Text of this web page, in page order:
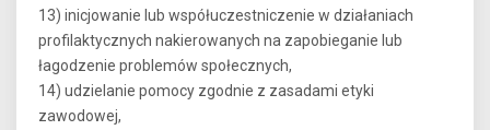
13) inicjowanie lub współuczestniczenie w działaniach
profilaktycznych nakierowanych na zapobieganie lub
łagodzenie problemów społecznych,
14) udzielanie pomocy zgodnie z zasadami etyki
zawodowej,